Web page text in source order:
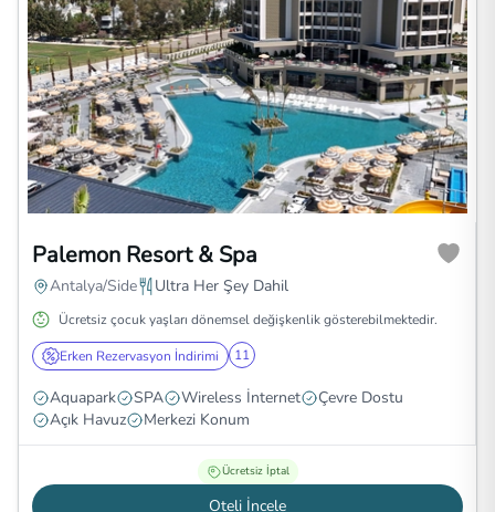
Palemon Resort & Spa
Antalya/Side Ultra Her Şey Dahil
Ücretsiz çocuk yaşları dönemsel değişkenlik gösterebilmektedir.
Erken Rezervasyon İndirimi 11
Aquapark SPA Wireless İnternet
Çevre Dostu
Açık Havuz
Merkezi Konum
Ücretsiz İptal
Oteli İncele